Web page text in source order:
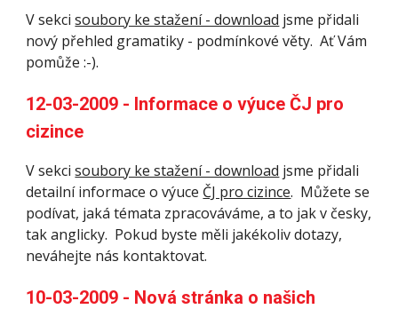
V sekci soubory ke stažení - download jsme přidali
nový přehled gramatiky - podmínkové věty.  Ať Vám
pomůže :-).
12-03-2009 - Informace o výuce ČJ pro
cizince
V sekci soubory ke stažení - download jsme přidali
detailní informace o výuce ČJ pro cizince.  Můžete se
podívat, jaká témata zpracováváme, a to jak v česky,
tak anglicky.  Pokud byste měli jakékoliv dotazy,
neváhejte nás kontaktovat.
10-03-2009 - Nová stránka o našich